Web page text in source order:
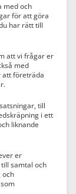
med och
för att göra
har rätt till
att vi frågar er
med
att företräda
till
i ett
liknande
er
samtal och
och